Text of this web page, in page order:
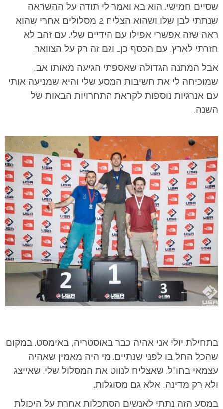
שסיים חמישי. הוא בא ואמר לי תודה על ההשראה
שנתתי לבן שלו ושהוא הצליח 2 מסלולים אחרי שהוא
ראה שזה אפשרי אפילו עם הידיים שלי. עם זהב לא
חזרתי לארץ. עם הכסף כן… וגם זה רק על הצוואר.
אבל המתנה הגדולה שאספתי הגיעה מאותו אב,
שמוכיחה לי את חשיבות המסע שלי והיא שמניעה אותי
עם אנרגיות נוספות לקראת התחרויות הבאות של
השנה.
בתחילת יולי אני אהיה כבר באוסטריה, באימסט. במקום
שהכל החל בו לפני שנתיים. מי היה מאמין שאהיה
עצמאי בחו"ל. שאצליח לנווט את המסלול שלי. שאייצג
ולא רק מדינה, אלא גם מסוגלות.
במסע הזה נתתי לאנשים הסתכלות אחרת על היכולת